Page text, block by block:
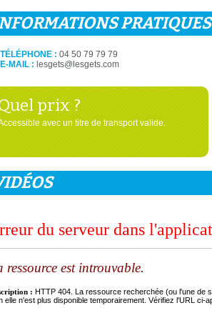
PRATIQUES
TÉLÉPHONE : 04 50 79 79 79
E-MAIL : lesgets@lesgets.com
prix ?
avec un titre de transport valide.